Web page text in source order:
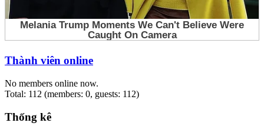
Thành viên online
No members online now.
Total: 112 (members: 0, guests: 112)
Thống kê